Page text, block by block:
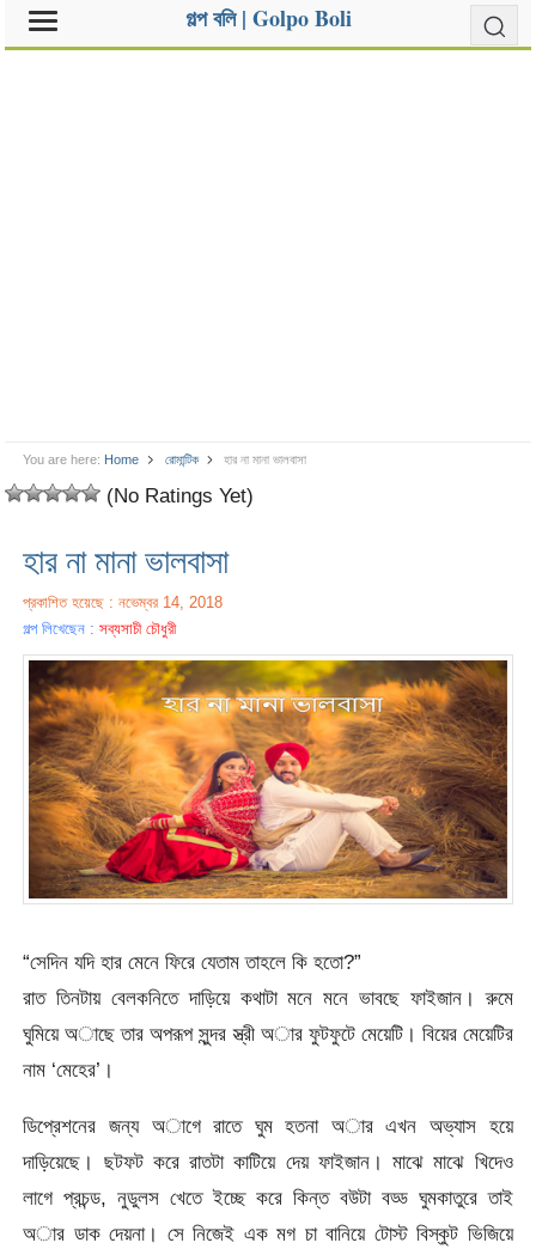
গল্প বলি | Golpo Boli
You are here: Home রোমান্টিক হার না মানা ভালবাসা
(No Ratings Yet)
হার না মানা ভালবাসা
প্রকাশিত হয়েছে : নভেম্বর 14, 2018
গল্প লিখেছেন :সব্যসাচী চৌধুরী
“সেদিন যদি হার মেনে ফিরে যেতাম তাহলে কি হতো?”
রাত তিনটায় বেলকনিতে দাড়িয়ে কথাটা মনে মনে ভাবছে ফাইজান। রুমে
ঘুমিয়ে অাছে তার অপরূপ সুন্দর স্ত্রী অার ফুটফুটে মেয়েটি। বিয়ের মেয়েটির
নাম ‘মেহের’।
ডিপ্রেশনের জন্য অাগে রাতে ঘুম হতনা অার এখন অভ্যাস হয়ে
দাড়িয়েছে। ছটফট করে রাতটা কাটিয়ে দেয় ফাইজান। মাঝে মাঝে খিদেও
লাগে প্রচন্ড, নুডুলস খেতে ইচ্ছে করে কিন্ত বউটা বড্ড ঘুমকাতুরে তাই
অার ডাক দেয়না। ‌সে নিজেই এক মগ চা বানিয়ে ‌টোস্ট বিস্কুট ভিজিয়ে